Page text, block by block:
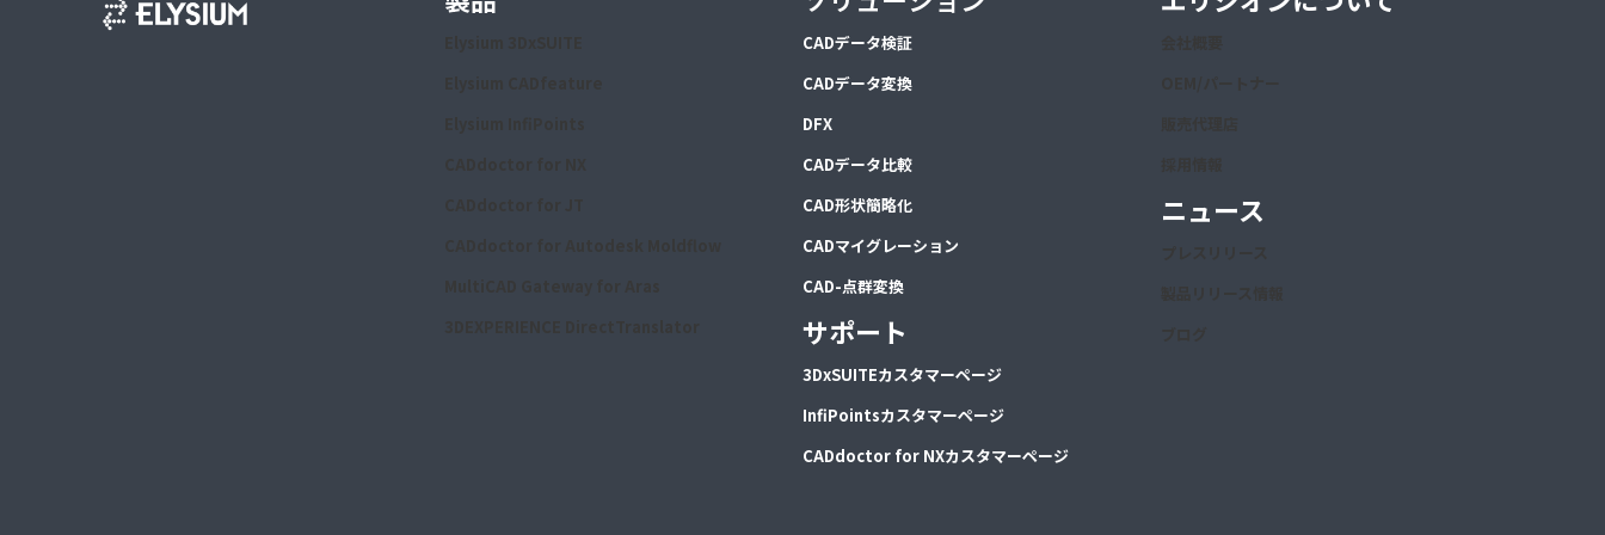
CADデータ検証
CADデータ変換
DFX
CADデータ比較
CAD形状簡略化
CADマイグレーション
CAD-点群変換
サポート
3DxSUITEカスタマーページ
InfiPointsカスタマーページ
CADdoctor for NXカスタマーページ
ニュース